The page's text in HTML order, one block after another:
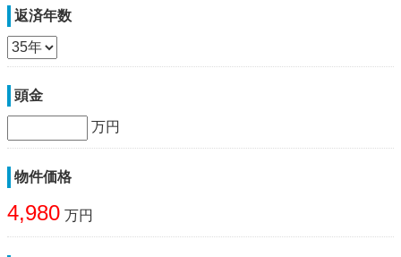
返済年数
頭金
万円
物件価格
4,980 万円